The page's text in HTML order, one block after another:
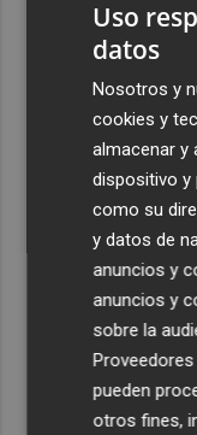
Uso
datos
Nosotros y
cookies y
almacenar y
dispositivo y
como su
y datos de
anuncios y
anuncios y
sobre la
pueden
otros fines,